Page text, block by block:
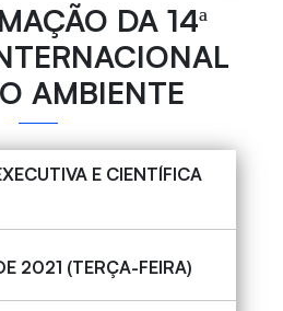
DA 14ª
AMBIENTE
E CIENTÍFICA
2021 (TERÇA-FEIRA)